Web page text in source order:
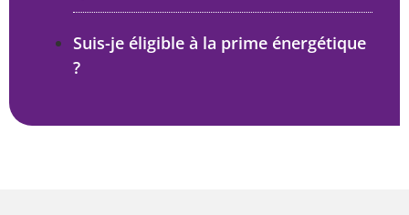
Suis-je éligible à la prime énergétique
?